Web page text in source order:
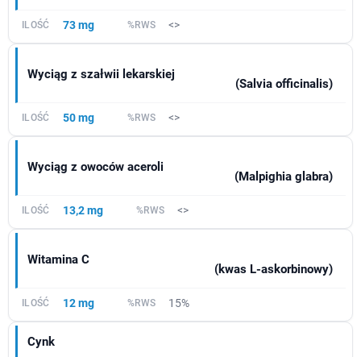
73 mg <>
Wyciąg z szałwii lekarskiej
(Salvia officinalis)
50 mg <>
Wyciąg z owoców aceroli
(Malpighia glabra)
13,2 mg <>
Witamina C
(kwas L-askorbinowy)
12 mg 15%
Cynk